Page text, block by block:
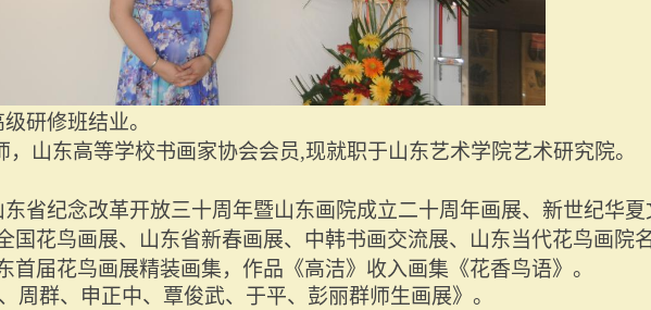
研修班结业。
山东高等学校书画家协会会员,现就职于山东艺术学院艺术研究院。
省纪念改革开放三十周年暨山东画院成立二十周年画展、新世纪华
国花鸟画展、山东省新春画展、中韩书画交流展、山东当代花鸟画院
首届花鸟画展精装画集，作品《高洁》收入画集《花香鸟语》。
周群、申正中、覃俊武、于平、彭丽群师生画展》。